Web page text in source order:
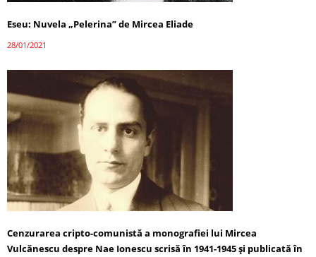
Eseu: Nuvela „Pelerina” de Mircea Eliade
28/01/2021
Cenzurarea cripto-comunistă a monografiei lui Mircea
Vulcănescu despre Nae Ionescu scrisă în 1941-1945 și publicată în